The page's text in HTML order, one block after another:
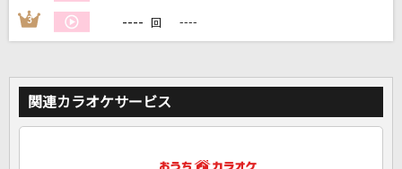
家族や友達と一緒に！練習にも！
3 ---- 回 ----
関連カラオケサービス